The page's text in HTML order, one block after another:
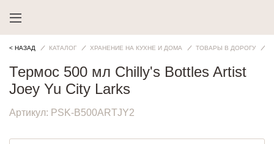
< НАЗАД КАТАЛОГ ХРАНЕНИЕ НА КУХНЕ И ДОМА ТОВАРЫ В ДОРОГУ
Термос 500 мл Chilly's Bottles Artist
Joey Yu City Larks
Артикул: PSK-B500ARTJY2